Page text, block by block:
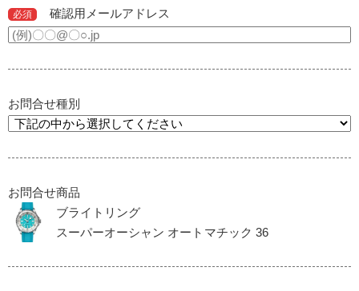
必須 確認用メールアドレス
お問合せ種別
お問合せ商品
ブライトリング
スーパーオーシャン オートマチック 36